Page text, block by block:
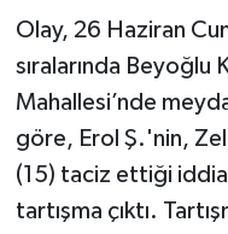
Olay, 26 Haziran
sıralarında Beyoğlu
Mahallesi’nde
göre, Erol Ş.'nin,
(15) taciz ettiği
tartışma çıktı.